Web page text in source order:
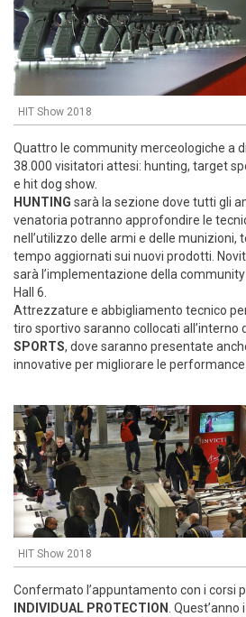
HIT Show 2018
Quattro le community merceologiche a
38.000 visitatori attesi: hunting, target
e hit dog show.
HUNTING sarà la sezione dove tutti gli
venatoria potranno approfondire le
nell’utilizzo delle armi e delle munizioni,
tempo aggiornati sui nuovi prodotti.
sarà l’implementazione della
Hall 6.
Attrezzature e abbigliamento tecnico
tiro sportivo saranno collocati all’interno
SPORTS, dove saranno presentate
innovative per migliorare le
HIT Show 2018
Confermato l’appuntamento con i corsi
INDIVIDUAL PROTECTION .